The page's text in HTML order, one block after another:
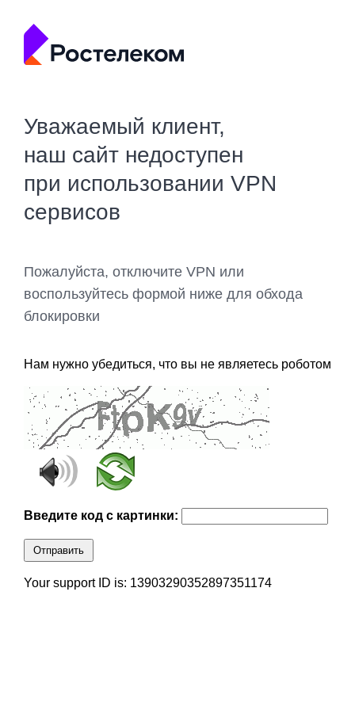
Уважаемый клиент,
наш сайт недоступен
при использовании VPN
сервисов
Пожалуйста, отключите VPN или
воспользуйтесь формой ниже для обхода
блокировки
Нам нужно убедиться, что вы не являетесь роботом
Введите код с картинки:
Отправить
Your support ID is: 13903290352897351174